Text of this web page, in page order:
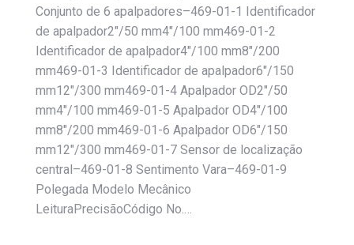
Conjunto de 6 apalpadores–469-01-1 Identificador
de apalpador2″/50 mm4″/100 mm469-01-2
Identificador de apalpador4″/100 mm8″/200
mm469-01-3 Identificador de apalpador6″/150
mm12″/300 mm469-01-4 Apalpador OD2″/50
mm4″/100 mm469-01-5 Apalpador OD4″/100
mm8″/200 mm469-01-6 Apalpador OD6″/150
mm12″/300 mm469-01-7 Sensor de localização
central–469-01-8 Sentimento Vara–469-01-9
Polegada Modelo Mecânico
LeituraPrecisãoCódigo No.…